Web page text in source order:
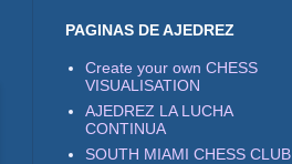
PAGINAS DE AJEDREZ
Create your own CHESS
VISUALISATION
AJEDREZ LA LUCHA
CONTINUA
SOUTH MIAMI CHESS CLUB